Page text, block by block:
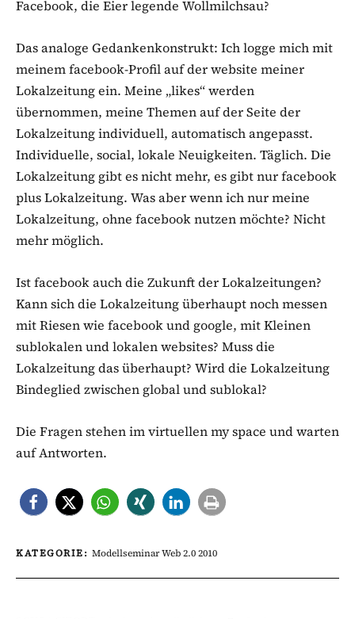
Facebook, die Eier legende Wollmilchsau?
Das analoge Gedankenkonstrukt: Ich logge mich mit
meinem facebook-Profil auf der website meiner
Lokalzeitung ein. Meine „likes“ werden
übernommen, meine Themen auf der Seite der
Lokalzeitung individuell, automatisch angepasst.
Individuelle, social, lokale Neuigkeiten. Täglich. Die
Lokalzeitung gibt es nicht mehr, es gibt nur facebook
plus Lokalzeitung. Was aber wenn ich nur meine
Lokalzeitung, ohne facebook nutzen möchte? Nicht
mehr möglich.
Ist facebook auch die Zukunft der Lokalzeitungen?
Kann sich die Lokalzeitung überhaupt noch messen
mit Riesen wie facebook und google, mit Kleinen
sublokalen und lokalen websites? Muss die
Lokalzeitung das überhaupt? Wird die Lokalzeitung
Bindeglied zwischen global und sublokal?
Die Fragen stehen im virtuellen my space und warten
auf Antworten.
KATEGORIE: Modellseminar Web 2.0 2010